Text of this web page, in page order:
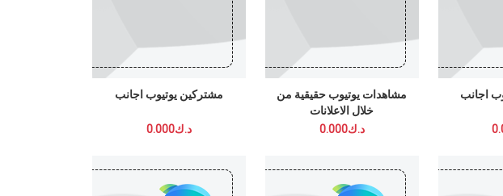
مشاهدات يوتيوب حقيقية من
خلال الاعلانات
مشتركين يوتيوب اجانب